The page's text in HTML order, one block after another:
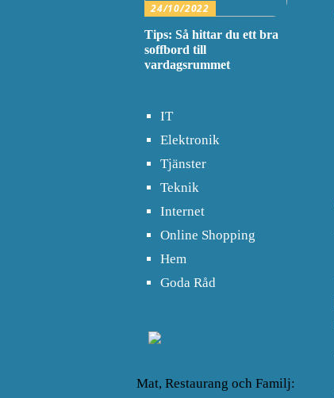
24/10/2022
Tips: Så hittar du ett bra
soffbord till
vardagsrummet
IT
Elektronik
Tjänster
Teknik
Internet
Online Shopping
Hem
Goda Råd
Mat, Restaurang och Familj: